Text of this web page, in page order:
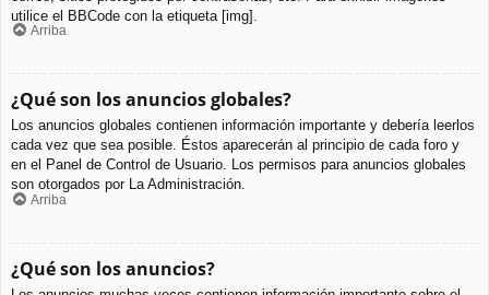
utilice el BBCode con la etiqueta [img].
Arriba
¿Qué son los anuncios globales?
Los anuncios globales contienen información importante y debería leerlos
cada vez que sea posible. Éstos aparecerán al principio de cada foro y
en el Panel de Control de Usuario. Los permisos para anuncios globales
son otorgados por La Administración.
Arriba
¿Qué son los anuncios?